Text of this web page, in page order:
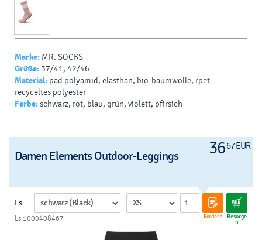
Marke: MR. SOCKS
Größe: 37/41, 42/46
Material: pad polyamid, elasthan, bio-baumwolle, rpet -
recyceltes polyester
Farbe:schwarz, rot, blau, grün, violett, pfirsich
3667 EUR
Damen Elements Outdoor-Leggings
Ls
Fordern Besorge
n
Ls 1000408467